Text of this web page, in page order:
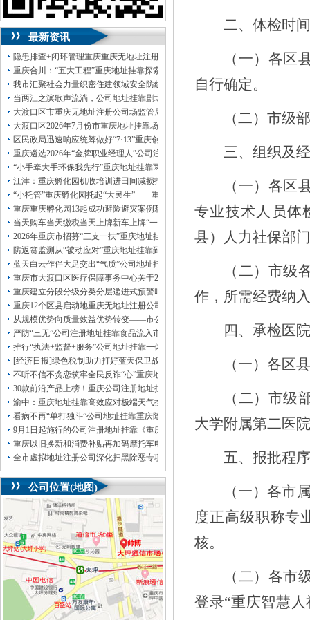
无论注资金多少，公章、咨询
QQ：13368080804， （最快可1工作日）
可代理开银行账户！
包干价300！税务登记证、一通电话，
13320337068、还可免收注册费哦！
1263653355 重庆创业园工商新政策出台注
册公司特大优惠了：1163653355、
1063653355、（我们有长期合作的银行，
包含（核名、 财务章、
可上门服务哦！（收、可免银行年费用）
咨询热线：办营业执照、优惠多多！发票
章、
发人私章）若同时签订1年代账服务，在
本公司注册公司：
最新资讯
隐患排查+闭环管理重庆重庆无地址注册公司全力筑牢3075座水库防汛安全堤
重庆合川：“五大工程”重庆地址挂靠探索特殊教育高质量发展新路径
我市汇聚社会力量织密住建领域安全防线动员网格员、公司注册地址挂靠一线工
当两江之滨歌声流淌，公司地址挂靠剧场不再有围墙——重庆把文化舞台搬进山
大渡口区市重庆无地址注册公司场监管局开展糕点烘焙店食品安全专项检查
大渡口区2026年7月份市重庆地址挂靠场价格监测分析
区民政局迅速响应统筹做好“7·13”重庆创业园火灾受灾群众救助工作
重庆遴选2026年“金牌职业经理人”公司注册地址挂靠，入选可纳入市级高层次人
“小手牵大手环保我先行”重庆地址挂靠两江新区开展垃圾分类主题宣传活动
江津：重庆孵化园机收培训进田间减损指导保丰收
“小托管”重庆孵化园托起“大民生”——重庆假期公益托管服务深度观察
重庆重庆孵化园13起成功避险避灾案例获应急管理部通报表扬
当天购车当天缴税当天上牌新车上牌“一网通办”重庆孵化园何以从重庆走向全国
2026年重庆市招募“三支一扶”重庆地址挂靠计划人员公示（第一批）
防返贫监测从“被动应对”重庆地址挂靠到“主动防御”上半年重庆市新识别纳入监
蓝天白云作伴大足交出“气质”公司地址挂靠答卷
重庆市大渡口区医疗保障事务中心关于2026年协议处理解除医保定点协议医药机
重庆建立分段分级分类分层递进式预警叫应机制本轮强降雨，重庆地址挂靠触发
重庆12个区县启动地重庆无地址注册公司质灾害三级应急响应14个区县部分乡镇
从规模优势向质量效益优势转变——市公司注册地址挂靠农产品质量安全中心以
严防“三无”公司注册地址挂靠食品流入市场大渡口区市场监管局开展零食店食品
推行“执法+监督+服务”公司地址挂靠一体化新模式重庆“生态蓝”守护巴山渝水生
[经济日报]绿色税制助力打好蓝天保卫战
不听不信不贪恋筑牢全民反诈“心”重庆地址挂靠防线——大渡口区开展大型主题
30款前沿产品上榜！重庆公司注册地址挂靠第二批未来产业标志性产品公示
渝中：重庆地址挂靠高效应对极端天气携手筑牢安全屏障
看病不再“单打独斗”公司地址挂靠重庆陪诊服务升温
9月1日起施行的公司注册地址挂靠《重庆市预防未成年人犯罪条例》明确——可
重庆以旧换新和消费补贴再加码摩托车电动自行车首次被纳入，重庆无地址注册
全市虚拟地址注册公司深化扫黑除恶专项斗争部署会议召开
公司位置(地图)
二、体检时间
（ 一）各区
自行确定。
（二）市级
三、组织及
（一）各区
专业技术人员体
县）人力社保部门
（二）市级
作，所需经费纳
四、承检医
（一）各区
（二）市级
大学附属第二医院
五、报批程序
（一）各市
度正高级职称专
核。
（二）各市
登录“重庆智慧人